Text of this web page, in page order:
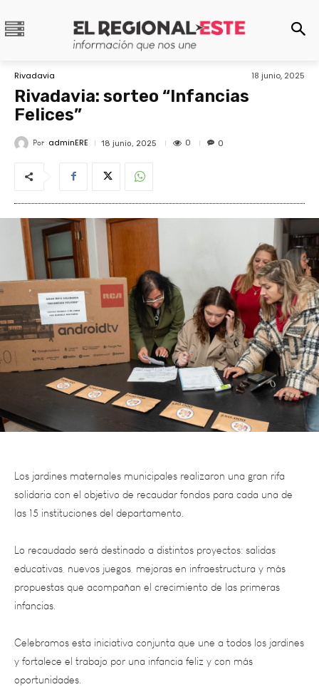
Rivadavia 18 junio, 2025
Rivadavia: sorteo “Infancias
Felices”
Por adminERE 18 junio, 2025 0 0
Los jardines maternales municipales realizaron una gran rifa
solidaria con el objetivo de recaudar fondos para cada una de
las 15 instituciones del departamento.
Lo recaudado será destinado a distintos proyectos: salidas
educativas, nuevos juegos, mejoras en infraestructura y más
propuestas que acompañan el crecimiento de las primeras
infancias.
Celebramos esta iniciativa conjunta que une a todos los jardines
y fortalece el trabajo por una infancia feliz y con más
oportunidades.